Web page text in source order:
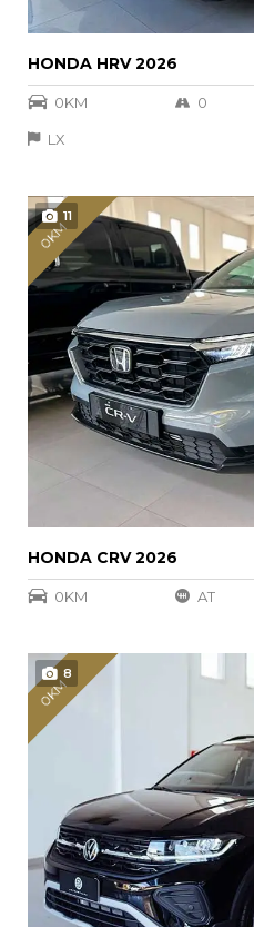
HONDA HRV 2026
0KM 0
LX
11
0KM
HONDA CRV 2026
0KM AT
8
0KM